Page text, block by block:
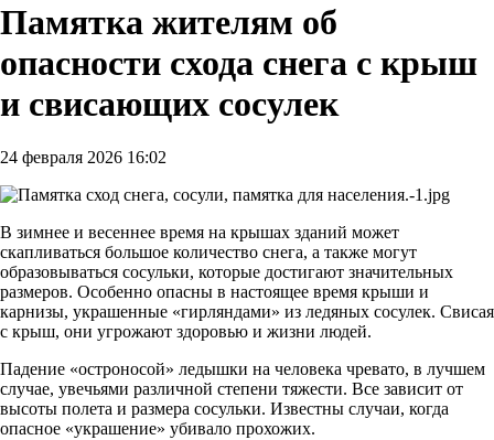
Памятка жителям об
опасности схода снега с крыш
и свисающих сосулек
24 февраля 2026 16:02
В зимнее и весеннее время на крышах зданий может
скапливаться большое количество снега, а также могут
образовываться сосульки, которые достигают значительных
размеров. Особенно опасны в настоящее время крыши и
карнизы, украшенные «гирляндами» из ледяных сосулек. Свисая
с крыш, они угрожают здоровью и жизни людей.
Падение «остроносой» ледышки на человека чревато, в лучшем
случае, увечьями различной степени тяжести. Все зависит от
высоты полета и размера сосульки. Известны случаи, когда
опасное «украшение» убивало прохожих.